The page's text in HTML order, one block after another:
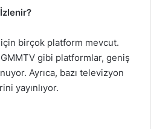
birçok platform mevcut.
gibi platformlar, geniş
Ayrıca, bazı televizyon
yayınlıyor.